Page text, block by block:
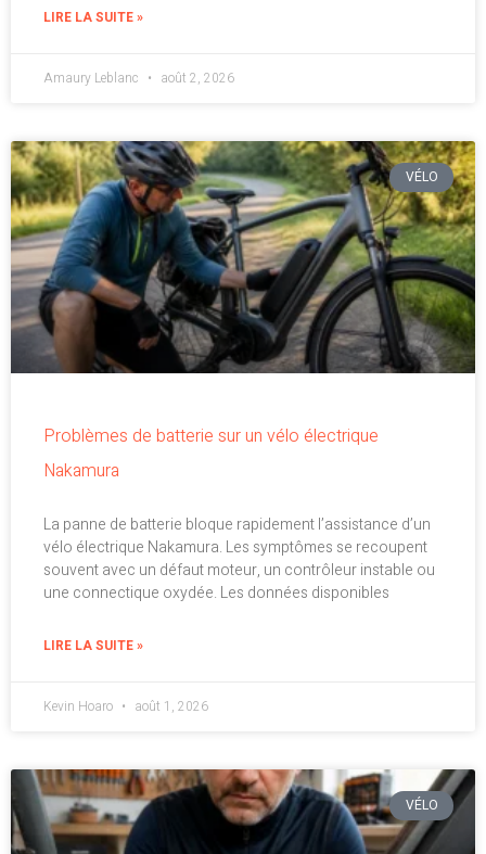
LIRE LA SUITE »
Amaury Leblanc août 2, 2026
VÉLO
Problèmes de batterie sur un vélo électrique
Nakamura
La panne de batterie bloque rapidement l’assistance d’un
vélo électrique Nakamura. Les symptômes se recoupent
souvent avec un défaut moteur, un contrôleur instable ou
une connectique oxydée. Les données disponibles
LIRE LA SUITE »
Kevin Hoaro août 1, 2026
VÉLO